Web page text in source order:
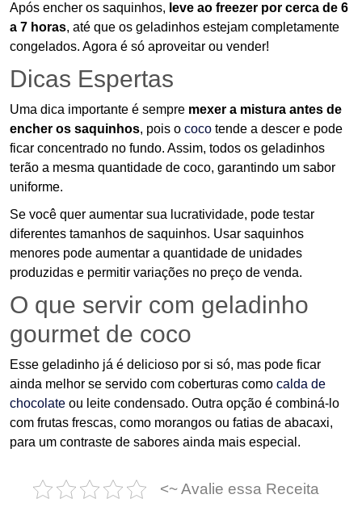
Após encher os saquinhos, leve ao freezer por cerca de 6
a 7 horas, até que os geladinhos estejam completamente
congelados. Agora é só aproveitar ou vender!
Dicas Espertas
Uma dica importante é sempre mexer a mistura antes de
encher os saquinhos, pois o coco tende a descer e pode
ficar concentrado no fundo. Assim, todos os geladinhos
terão a mesma quantidade de coco, garantindo um sabor
uniforme.
Se você quer aumentar sua lucratividade, pode testar
diferentes tamanhos de saquinhos. Usar saquinhos
menores pode aumentar a quantidade de unidades
produzidas e permitir variações no preço de venda.
O que servir com geladinho
gourmet de coco
Esse geladinho já é delicioso por si só, mas pode ficar
ainda melhor se servido com coberturas como calda de
chocolate ou leite condensado. Outra opção é combiná-lo
com frutas frescas, como morangos ou fatias de abacaxi,
para um contraste de sabores ainda mais especial.
<~ Avalie essa Receita